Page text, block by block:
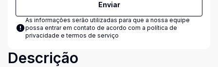
Enviar
As informações serão utilizadas para que a nossa equipe
possa entrar em contato de acordo com a política de
privacidade e termos de serviço
Descrição